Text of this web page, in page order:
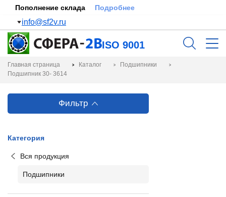
Пополнение склада Подробнее
info@sf2v.ru
ISO 9001
Главная страница Каталог
Подшипники
Подшипник 30- 3614
Фильтр
Категория
Вся продукция
Подшипники